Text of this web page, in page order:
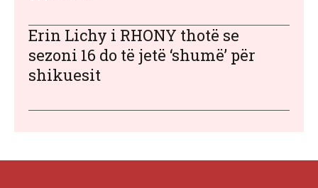
Erin Lichy i RHONY thotë se
sezoni 16 do të jetë ‘shumë’ për
shikuesit